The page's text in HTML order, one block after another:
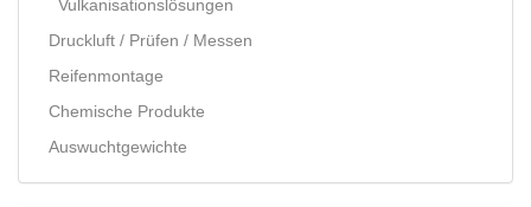
Vulkanisationslösungen
Druckluft / Prüfen / Messen
Reifenmontage
Chemische Produkte
Auswuchtgewichte